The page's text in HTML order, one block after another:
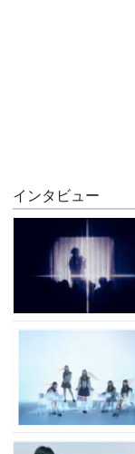
インタビュー